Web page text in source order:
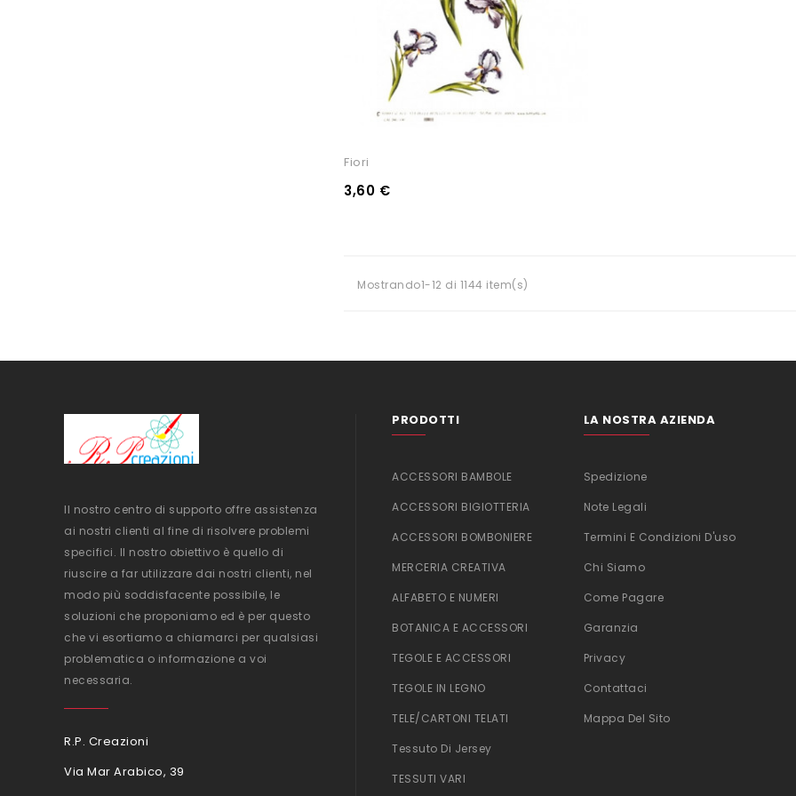
Fiori
3,60 €
Mostrando1-12 di 1144 item(s)
Il nostro centro di supporto offre assistenza
ai nostri clienti al fine di risolvere problemi
specifici. Il nostro obiettivo è quello di
riuscire a far utilizzare dai nostri clienti, nel
modo più soddisfacente possibile, le
soluzioni che proponiamo ed è per questo
che vi esortiamo a chiamarci per qualsiasi
problematica o informazione a voi
necessaria.
R.P. Creazioni
Via Mar Arabico, 39
PRODOTTI
ACCESSORI BAMBOLE
ACCESSORI BIGIOTTERIA
ACCESSORI BOMBONIERE
MERCERIA CREATIVA
ALFABETO E NUMERI
BOTANICA E ACCESSORI
TEGOLE E ACCESSORI
TEGOLE IN LEGNO
TELE/CARTONI TELATI
Tessuto Di Jersey
TESSUTI VARI
LA NOSTRA AZIENDA
Spedizione
Note Legali
Termini E Condizioni D'uso
Chi Siamo
Come Pagare
Garanzia
Privacy
Contattaci
Mappa Del Sito